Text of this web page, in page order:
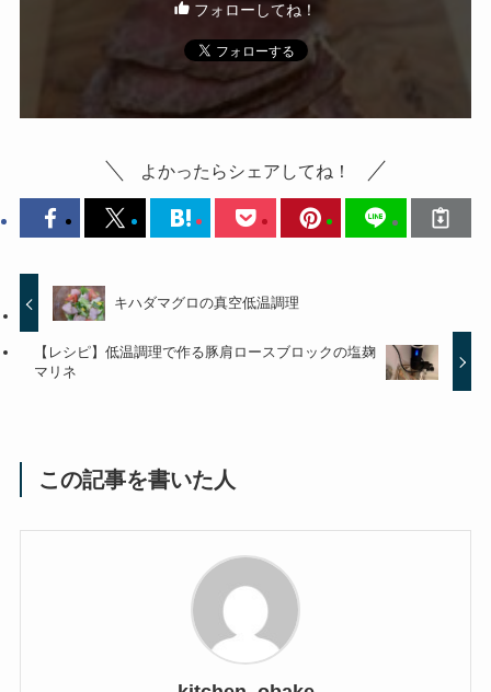
フォローしてね！
よかったらシェアしてね！
キハダマグロの真空低温調理
【レシピ】低温調理で作る豚肩ロースブロックの塩麹
マリネ
この記事を書いた人